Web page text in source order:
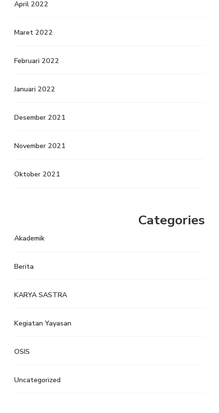
April 2022
Maret 2022
Februari 2022
Januari 2022
Desember 2021
November 2021
Oktober 2021
Categories
Akademik
Berita
KARYA SASTRA
Kegiatan Yayasan
OSIS
Uncategorized